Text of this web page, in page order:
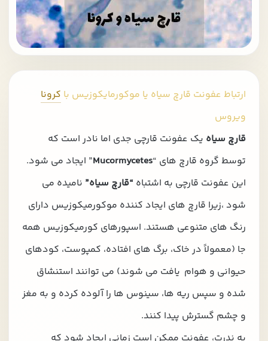
ارتباط عفونت قارچ سیاه یا موکورمایکوزیس با کرونا
ویروس
قارچ سیاه یک عفونت قارچی جدی اما نادر است که
توسط گروه قارچ های “Mucormycetes” ایجاد می شود.
این عفونت قارچی به اشتباه “قارچ سیاه” نامیده می
شود ،زیرا قارچ های ایجاد کننده موکورمیکوزیس دارای
رنگ های متنوعی هستند. اسپورهای کورمیکوزیس همه
جا (معمولاً در خاک، برگ های افتاده، کمپوست، کودهای
حیوانی و هوام یافت می شوند) می توانند استنشاق
شده و سپس ریه ها، سینوس ها را آلوده کرده و به مغز
و چشم گسترش پیدا کنند.